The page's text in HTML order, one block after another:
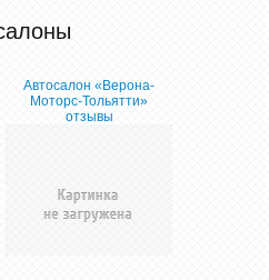
Автосалон «Верона-
Моторс-Тольятти»
отзывы